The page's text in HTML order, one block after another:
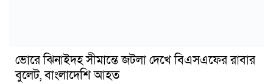
ভোরে ঝিনাইদহ সীমান্তে জটলা দেখে বিএসএফের রাবার
বুলেট, বাংলাদেশি আহত